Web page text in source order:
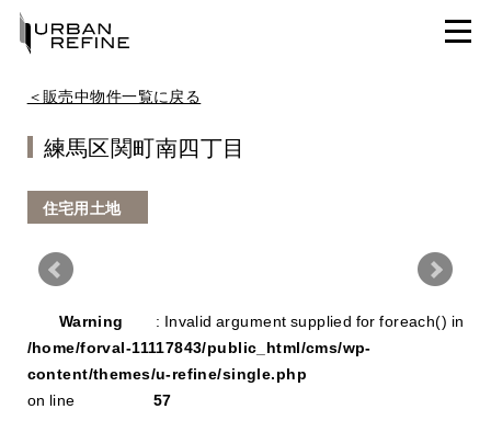
＜販売中物件一覧に戻る
練馬区関町南四丁目
住宅用土地
Warning
: Invalid argument supplied for foreach() in
/home/forval-11117843/public_html/cms/wp-
content/themes/u-refine/single.php
on line
57